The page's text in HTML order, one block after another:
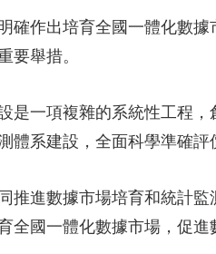
央博 非遺 文化 旅游
超級工廠
確作出培育全國一體化數
要舉措。
是一項複雜的系統性工程
體系建設，全面科學準確評
推進數據市場培育和統計
全國一體化數據市場，促進